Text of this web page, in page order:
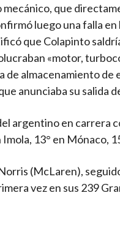
que
luego una falla
que Colapinto
«motor,
almacenamiento
anunciaba su salida
argentino en carrera
13° en Mónaco,
(McLaren),
vez en sus 239